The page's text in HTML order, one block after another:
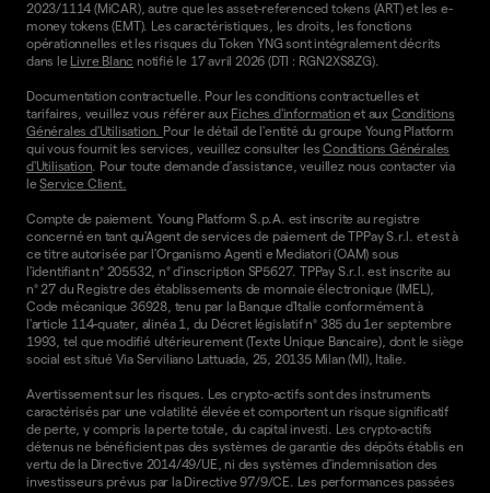
2023/1114 (MiCAR), autre que les asset-referenced tokens (ART) et les e-
money tokens (EMT). Les caractéristiques, les droits, les fonctions
opérationnelles et les risques du Token YNG sont intégralement décrits
dans le Livre Blanc notifié le 17 avril 2026 (DTI : RGN2XS8ZG).
Documentation contractuelle. Pour les conditions contractuelles et
tarifaires, veuillez vous référer aux Fiches d'information et aux Conditions
Générales d'Utilisation. Pour le détail de l'entité du groupe Young Platform
qui vous fournit les services, veuillez consulter lesConditions Générales
d'Utilisation. Pour toute demande d'assistance, veuillez nous contacter via
leService Client.
Compte de paiement. Young Platform S.p.A. est inscrite au registre
concerné en tant qu'Agent de services de paiement de TPPay S.r.l. et est à
ce titre autorisée par l'Organismo Agenti e Mediatori (OAM) sous
l'identifiant n° 205532, n° d'inscription SP5627. TPPay S.r.l. est inscrite au
n° 27 du Registre des établissements de monnaie électronique (IMEL),
Code mécanique 36928, tenu par la Banque d'Italie conformément à
l'article 114-quater, alinéa 1, du Décret législatif n° 385 du 1er septembre
1993, tel que modifié ultérieurement (Texte Unique Bancaire), dont le siège
social est situé Via Serviliano Lattuada, 25, 20135 Milan (MI), Italie.
Avertissement sur les risques. Les crypto-actifs sont des instruments
caractérisés par une volatilité élevée et comportent un risque significatif
de perte, y compris la perte totale, du capital investi. Les crypto-actifs
détenus ne bénéficient pas des systèmes de garantie des dépôts établis en
vertu de la Directive 2014/49/UE, ni des systèmes d'indemnisation des
investisseurs prévus par la Directive 97/9/CE. Les performances passées